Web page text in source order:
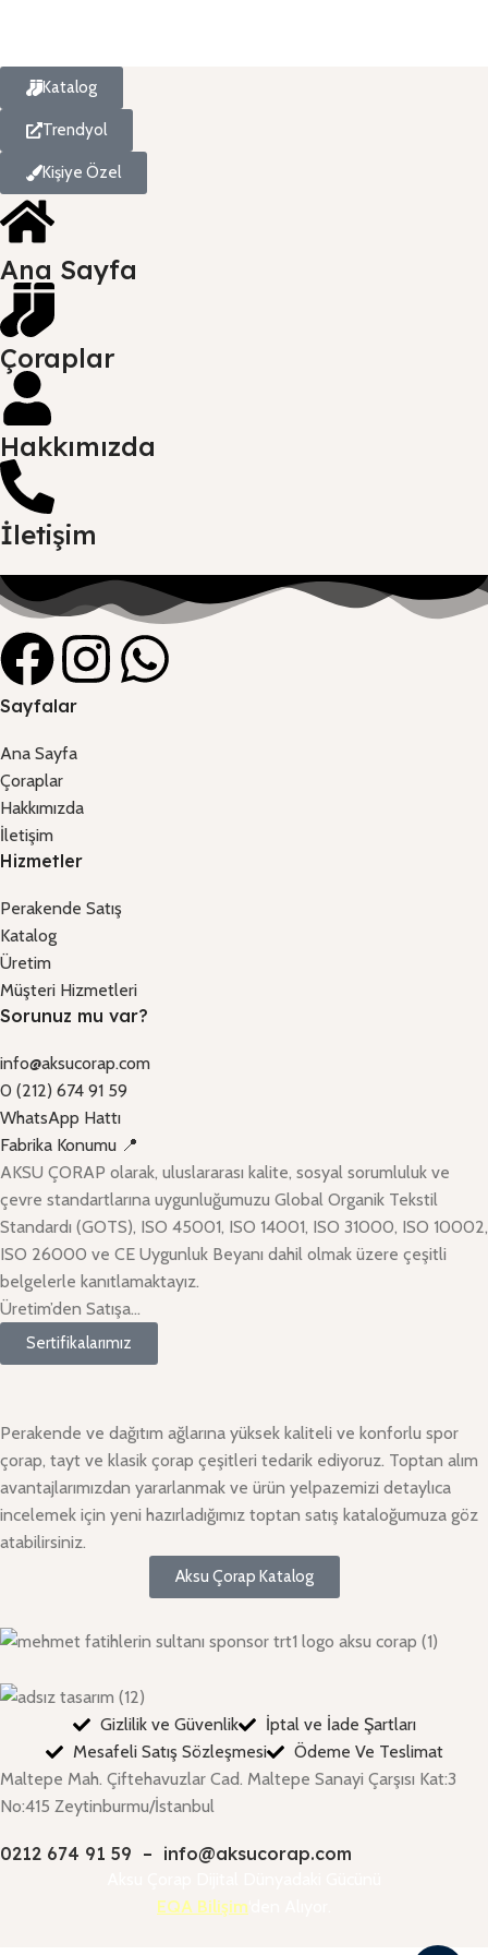
Katalog
Trendyol
Kişiye Özel
Ana Sayfa
Çoraplar
Hakkımızda
İletişim
Sayfalar
Ana Sayfa
Çoraplar
Hakkımızda
İletişim
Hizmetler
Perakende Satış
Katalog
Üretim
Müşteri Hizmetleri
Sorunuz mu var?
info@aksucorap.com
0 (212) 674 91 59
WhatsApp Hattı
Fabrika Konumu 📍
AKSU ÇORAP olarak, uluslararası kalite, sosyal sorumluluk ve
çevre standartlarına uygunluğumuzu Global Organik Tekstil
Standardı (GOTS), ISO 45001, ISO 14001, ISO 31000, ISO 10002,
ISO 26000 ve CE Uygunluk Beyanı dahil olmak üzere çeşitli
belgelerle kanıtlamaktayız.
Üretim’den Satışa…
Sertifikalarımız
Perakende ve dağıtım ağlarına yüksek kaliteli ve konforlu spor
çorap, tayt ve klasik çorap çeşitleri tedarik ediyoruz. Toptan alım
avantajlarımızdan yararlanmak ve ürün yelpazemizi detaylıca
incelemek için yeni hazırladığımız toptan satış kataloğumuza göz
atabilirsiniz.
Aksu Çorap Katalog
Gizlilik ve Güvenlik
İptal ve İade Şartları
Mesafeli Satış Sözleşmesi
Ödeme Ve Teslimat
Maltepe Mah. Çiftehavuzlar Cad. Maltepe Sanayi Çarşısı Kat:3
No:415 Zeytinburmu/İstanbul
0212 674 91 59 – info@aksucorap.com
EQA Bilişim